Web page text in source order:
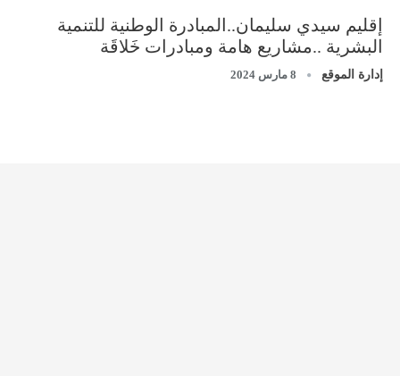
إقليم سيدي سليمان..المبادرة الوطنية للتنمية
البشرية ..مشاريع هامة ومبادرات خَلاقَة
إدارة الموقع 8 مارس 2024